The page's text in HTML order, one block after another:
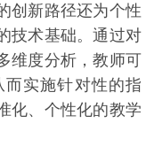
新路径还为个性
技术基础。通过对
维度分析，教师可
实施针对性的指
化、个性化的教学